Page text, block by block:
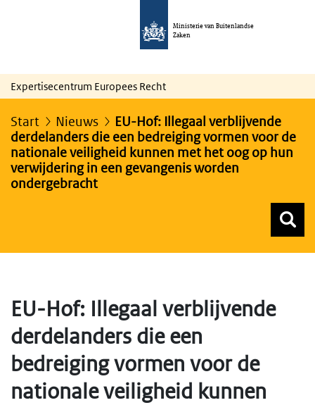
Ministerie van Buitenlandse
Zaken
Expertisecentrum Europees Recht
Start Nieuws
EU-Hof: Illegaal verblijvende
derdelanders die een bedreiging vormen voor de
nationale veiligheid kunnen met het oog op hun
verwijdering in een gevangenis worden
ondergebracht
EU-Hof: Illegaal verblijvende
derdelanders die een
bedreiging vormen voor de
nationale veiligheid kunnen